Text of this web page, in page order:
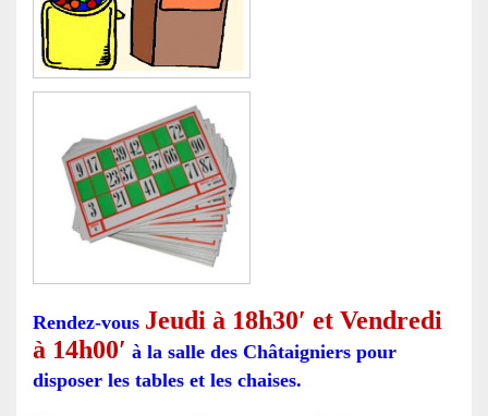
Rendez-vous Jeudi à 18h30′ et Vendredi
à 14h00′ à la salle des Châtaigniers pour
disposer les tables et les chaises.